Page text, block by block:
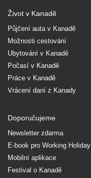
Život v Kanadě
Půjčení auta v Kanadě
Možnosti cestování
Ubytování v Kanadě
Počasí v Kanadě
Práce v Kanadě
Vrácení daní z Kanady
Doporučujeme
Newsletter zdarma
E-book pro Working Holiday
Mobilní aplikace
Festival o Kanadě